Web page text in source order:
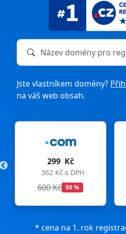
Název domény k registraci
Jste vlastníkem domény?
na váš web obsah.
299 Kč
362 Kč s DPH
600 Kč 50 %
* cena na 1. rok